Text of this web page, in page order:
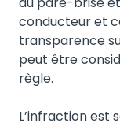
conducteur et
transparence
peut être
règle.
L’infraction est